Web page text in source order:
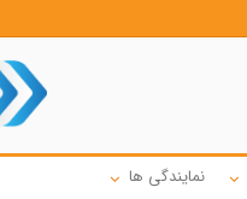
نمایندگی ها